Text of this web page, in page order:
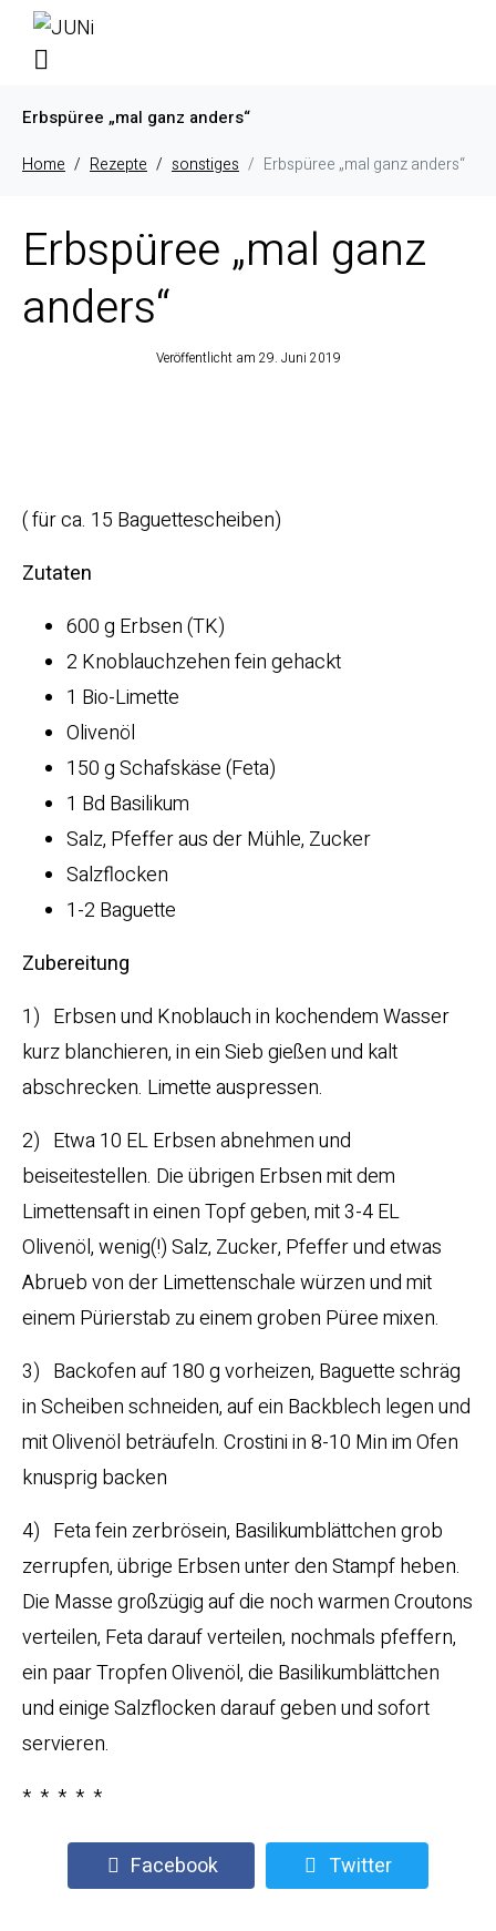
Erbspüree „mal ganz anders“
Home Rezepte sonstiges Erbspüree „mal ganz anders“
Erbspüree „mal ganz
anders“
Veröffentlicht am 29. Juni 2019
( für ca. 15 Baguettescheiben)
Zutaten
600 g Erbsen (TK)
2 Knoblauchzehen fein gehackt
1 Bio-Limette
Olivenöl
150 g Schafskäse (Feta)
1 Bd Basilikum
Salz, Pfeffer aus der Mühle, Zucker
Salzflocken
1-2 Baguette
Zubereitung
1) Erbsen und Knoblauch in kochendem Wasser
kurz blanchieren, in ein Sieb gießen und kalt
abschrecken. Limette auspressen.
2) Etwa 10 EL Erbsen abnehmen und
beiseitestellen. Die übrigen Erbsen mit dem
Limettensaft in einen Topf geben, mit 3-4 EL
Olivenöl, wenig(!) Salz, Zucker, Pfeffer und etwas
Abrueb von der Limettenschale würzen und mit
einem Pürierstab zu einem groben Püree mixen.
3) Backofen auf 180 g vorheizen, Baguette schräg
in Scheiben schneiden, auf ein Backblech legen und
mit Olivenöl beträufeln. Crostini in 8-10 Min im Ofen
knusprig backen
4) Feta fein zerbrösein, Basilikumblättchen grob
zerrupfen, übrige Erbsen unter den Stampf heben.
Die Masse großzügig auf die noch warmen Croutons
verteilen, Feta darauf verteilen, nochmals pfeffern,
ein paar Tropfen Olivenöl, die Basilikumblättchen
und einige Salzflocken darauf geben und sofort
servieren.
* * * * *
Facebook Twitter